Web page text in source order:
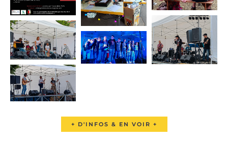
+ D'INFOS & EN VOIR +